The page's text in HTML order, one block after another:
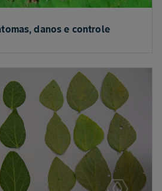
danos e controle